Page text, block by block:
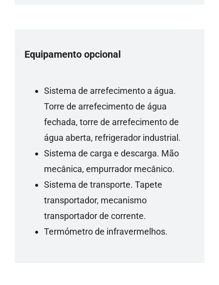
Equipamento opcional
Sistema de arrefecimento a água.
Torre de arrefecimento de água
fechada, torre de arrefecimento de
água aberta, refrigerador industrial.
Sistema de carga e descarga. Mão
mecânica, empurrador mecânico.
Sistema de transporte. Tapete
transportador, mecanismo
transportador de corrente.
Termómetro de infravermelhos.